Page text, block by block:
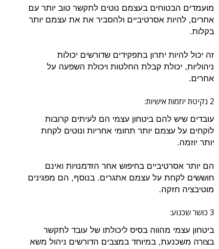
מועמדים הבטוחים בעצמם נוטים לתקשר טוב יותר עם
אחרים, להיות אסרטיביים ולהסביר את את עצמם יותר
בקלות.
זה יכול להיות יתרון בתפקידים שדורשים יכולות
ניהוליות, יכולת קבלת החלטות ויכולת השפעה על
אחרים.
2 נקיטת יוזמות אישיות:
עובדים שיש להם ביטחון עצמי הם לעיתים קרובות
לוקחים על עצמם יותר תחומי אחריות ונוטים לקחת
יותר יוזמה.
הם יותר אסרטיביים בחיפוש אחר הזדמנויות ואינם
חוששים לקחת על עצמם אתגרים. בנוסף, הם מפגינים
מוטיבציה חזקה.
3 כושר שכנוע:
ביטחון עצמי מהווה בסיס ליכולתו של עובד לתקשר
בצורה משכנעת, במיוחד במצבים הדורשים ניהול משא